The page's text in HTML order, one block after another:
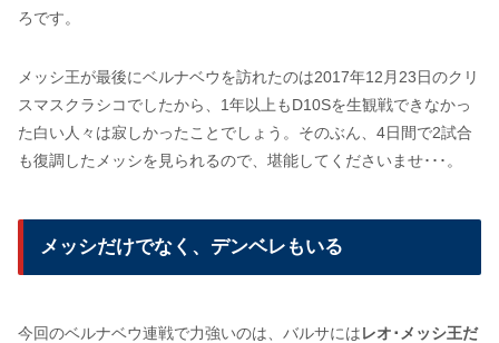
ろです。
メッシ王が最後にベルナベウを訪れたのは2017年12月23日のクリ
スマスクラシコでしたから、1年以上もD10Sを生観戦できなかっ
た白い人々は寂しかったことでしょう。そのぶん、4日間で2試合
も復調したメッシを見られるので、堪能してくださいませ･･･。
メッシだけでなく、デンベレもいる
今回のベルナベウ連戦で力強いのは、バルサにはレオ･メッシ王だ